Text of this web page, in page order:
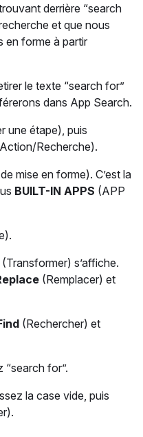
derrière “search
et que nous
en forme à partir
le texte “search for”
dans App Search.
une étape), puis
Recherche).
mise en forme). C’est la
BUILT-IN APPS (APP
(Transformer) s’affiche.
(Remplacer) et
(Rechercher) et
“search for”.
la case vide, puis